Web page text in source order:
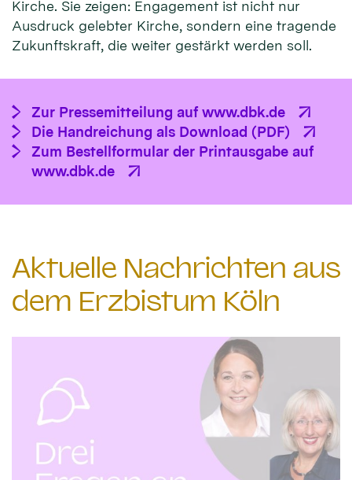
Kirche. Sie zeigen: Engagement ist nicht nur
Ausdruck gelebter Kirche, sondern eine tragende
Zukunftskraft, die weiter gestärkt werden soll.
Zur Pressemitteilung auf www.dbk.de
Die Handreichung als Download (PDF)
Zum Bestellformular der Printausgabe auf
www.dbk.de
Aktuelle Nachrichten aus
dem Erzbistum Köln